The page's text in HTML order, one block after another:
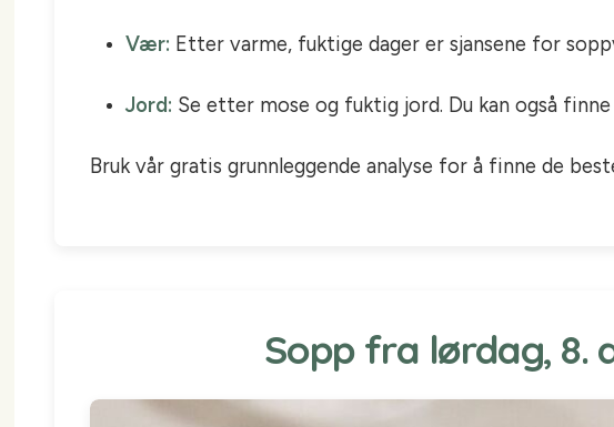
Vær: Etter varme, fuktige dager er sjansene for
Jord: Se etter mose og fuktig jord. Du kan også
Bruk vår gratis grunnleggende analyse for å finne de
Sopp fra lørdag, 8.